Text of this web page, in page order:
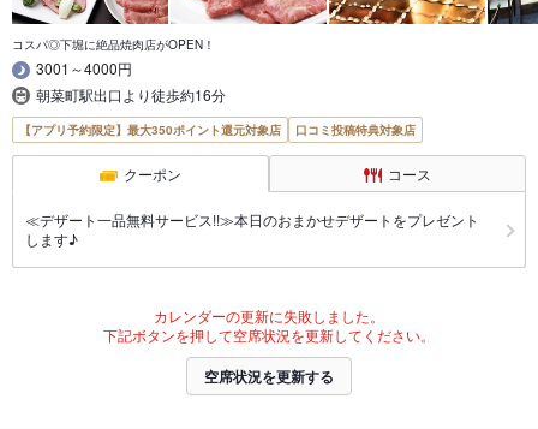
コスパ◎下堀に絶品焼肉店がOPEN！
3001～4000円
朝菜町駅出口より徒歩約16分
【アプリ予約限定】最大350ポイント還元対象店 口コミ投稿特典対象店
クーポン コース
≪デザート一品無料サービス!!≫本日のおまかせデザートをプレゼント
します♪
カレンダーの更新に失敗しました。
下記ボタンを押して空席状況を更新してください。
空席状況を更新する